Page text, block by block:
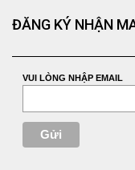
ĐĂNG KÝ NHẬN
VUI LÒNG NHẬP EMAIL